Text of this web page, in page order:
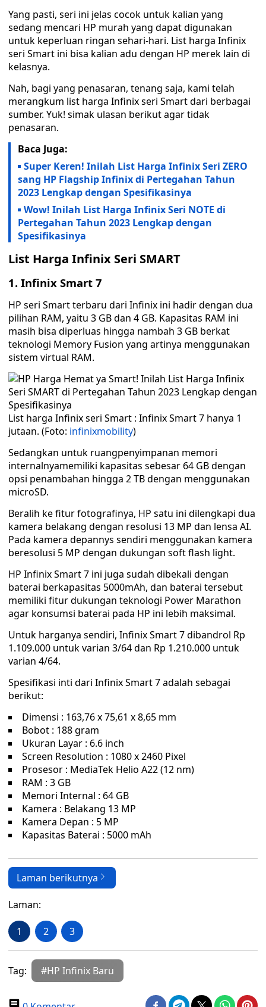
Yang pasti, seri ini jelas cocok untuk kalian yang
sedang mencari HP murah yang dapat digunakan
untuk keperluan ringan sehari-hari. List harga Infinix
seri Smart ini bisa kalian adu dengan HP merek lain di
kelasnya.
Nah, bagi yang penasaran, tenang saja, kami telah
merangkum list harga Infinix seri Smart dari berbagai
sumber. Yuk! simak ulasan berikut agar tidak
penasaran.
Baca Juga:
Super Keren! Inilah List Harga Infinix Seri ZERO
sang HP Flagship Infinix di Pertegahan Tahun
2023 Lengkap dengan Spesifikasinya
Wow! Inilah List Harga Infinix Seri NOTE di
Pertegahan Tahun 2023 Lengkap dengan
Spesifikasinya
List Harga Infinix Seri SMART
1. Infinix Smart 7
HP seri Smart terbaru dari Infinix ini hadir dengan dua
pilihan RAM, yaitu 3 GB dan 4 GB. Kapasitas RAM ini
masih bisa diperluas hingga nambah 3 GB berkat
teknologi Memory Fusion yang artinya menggunakan
sistem virtual RAM.
List harga Infinix seri Smart : Infinix Smart 7 hanya 1
jutaan. (Foto: infinixmobility)
Sedangkan untuk ruangpenyimpanan memori
internalnyamemiliki kapasitas sebesar 64 GB dengan
opsi penambahan hingga 2 TB dengan menggunakan
microSD.
Beralih ke fitur fotografinya, HP satu ini dilengkapi dua
kamera belakang dengan resolusi 13 MP dan lensa AI.
Pada kamera depannys sendiri menggunakan kamera
beresolusi 5 MP dengan dukungan soft flash light.
HP Infinix Smart 7 ini juga sudah dibekali dengan
baterai berkapasitas 5000mAh, dan baterai tersebut
memiliki fitur dukungan teknologi Power Marathon
agar konsumsi baterai pada HP ini lebih maksimal.
Untuk harganya sendiri, Infinix Smart 7 dibandrol Rp
1.109.000 untuk varian 3/64 dan Rp 1.210.000 untuk
varian 4/64.
Spesifikasi inti dari Infinix Smart 7 adalah sebagai
berikut:
Dimensi : 163,76 x 75,61 x 8,65 mm
Bobot : 188 gram
Ukuran Layar : 6.6 inch
Screen Resolution : 1080 x 2460 Pixel
Prosesor : MediaTek Helio A22 (12 nm)
RAM : 3 GB
Memori Internal : 64 GB
Kamera : Belakang 13 MP
Kamera Depan : 5 MP
Kapasitas Baterai : 5000 mAh
Laman berikutnya
Laman:
1 2 3
Tag: #HP Infinix Baru